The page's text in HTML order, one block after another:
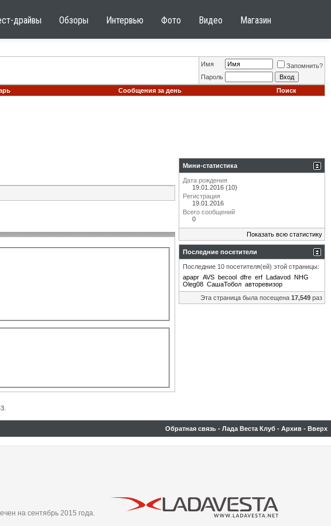
драйвы Обзоры Интервью Фото Видео Магазин
Имя
Запомнить?
Пароль
Сообщения за день Поиск
Мини-статистика
Дата рождения
19.01.2016 (10)
Регистрация
19.01.2016
Всего сообщений
0
Показать всю статистику
Последние посетители
Последние 10 посетителя(ей) этой страницы:
apapr AVS becool dfre erf Ladavod NHG
Oleg08 СашаТобол авторевизор
Эта страница была посещена 17,549 раз
Обратная связь - Лада Веста Клуб - Архив - Вверх
на сентябрь 2015 года.